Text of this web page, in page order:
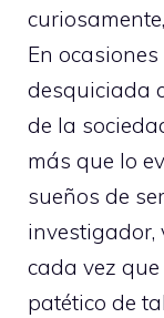
En
desquiciada
de la
más que lo
sueños de
investigador,
cada vez
patético de